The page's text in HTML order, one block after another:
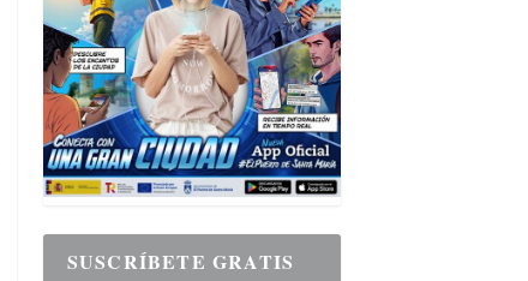
SUSCRÍBETE GRATIS